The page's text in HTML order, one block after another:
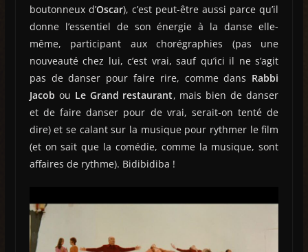
boutonneux d’Oscar), c’est peut-être aussi parce qu’il
donne l’essentiel de son énergie à la danse elle-
même, participant aux chorégraphies (pas une
nouveauté chez lui, c’est vrai, sauf qu’ici il ne s’agit
pas de danser pour faire rire, comme dans Rabbi
Jacob ou Le Grand restaurant, mais bien de danser
et de faire danser pour de vrai, serait-on tenté de
dire) et se calant sur la musique pour rythmer le film
(et on sait que la comédie, comme la musique, sont
affaires de rythme). Bidibidiba !